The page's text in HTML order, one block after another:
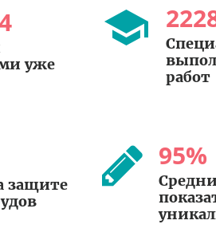
уже
работ
защите
95%